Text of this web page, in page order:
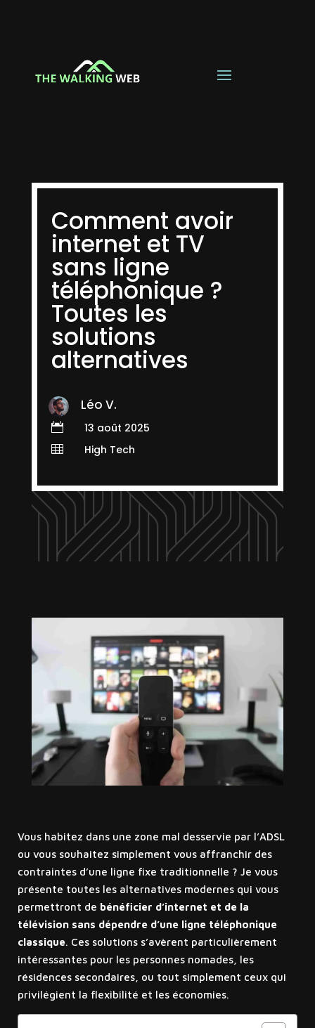
Comment avoir
internet et TV
sans ligne
téléphonique ?
Toutes les
solutions
alternatives
Léo V.
 13 août 2025
 High Tech
Vous habitez dans une zone mal desservie par l’ADSL
ou vous souhaitez simplement vous affranchir des
contraintes d’une ligne fixe traditionnelle ? Je vous
présente toutes les alternatives modernes qui vous
permettront de bénéficier d’internet et de la
télévision sans dépendre d’une ligne téléphonique
classique. Ces solutions s’avèrent particulièrement
intéressantes pour les personnes nomades, les
résidences secondaires, ou tout simplement ceux qui
privilégient la flexibilité et les économies.